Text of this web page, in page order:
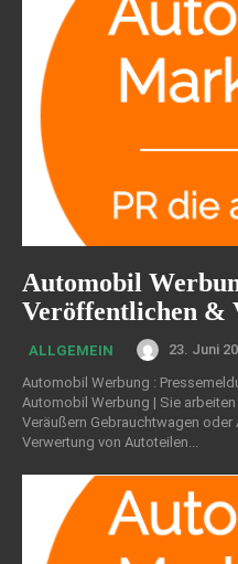
Automobil
Veröffentlichen &
ALLGEMEIN
23. Juni
Automobil Werbung :
Automobil Werbung | Sie
Veräußern Gebrauchtwagen
Verwertung von Autoteilen...